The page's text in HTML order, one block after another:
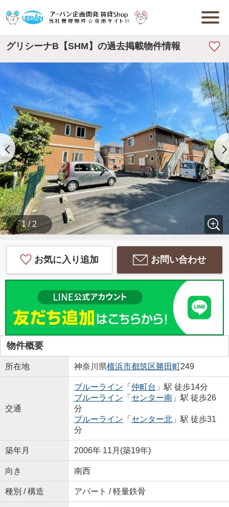
グリシーナB【SHM】の過去掲載物件情報
1 / 2
お気に入り追加 お問い合わせ
物件概要
所在地 神奈川県横浜市都筑区勝田町249
交通
ブルーライン 「 仲町台 」駅 徒歩14分
ブルーライン 「 センター南」駅 徒歩26
分
ブルーライン 「 センター北」駅 徒歩31
分
築年月 2006年 11月(築19年)
向き 南西
種別 / 構造 アパート / 軽量鉄骨